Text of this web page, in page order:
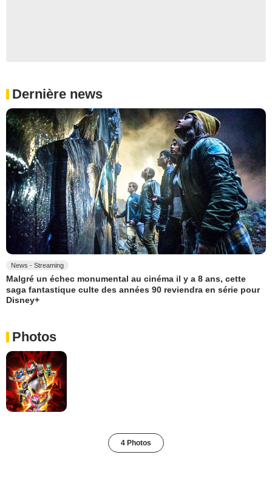
Dernière news
News - Streaming
Malgré un échec monumental au cinéma il y a 8 ans, cette
saga fantastique culte des années 90 reviendra en série pour
Disney+
Photos
4 Photos